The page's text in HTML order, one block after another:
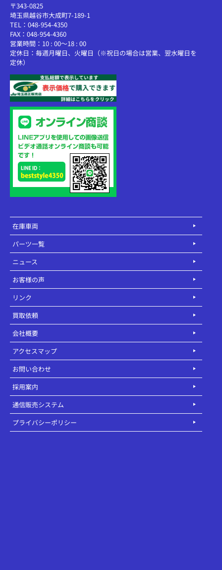
〒343-0825
埼玉県越谷市大成町7-189-1
TEL：048-954-4350
FAX：048-954-4360
営業時間：10 : 00～18 : 00
定休日：毎週月曜日、火曜日（※祝日の場合は営業、翌水曜日を
定休）
在庫車両
パーツ一覧
ニュース
お客様の声
リンク
買取依頼
会社概要
アクセスマップ
お問い合わせ
採用案内
通信販売システム
プライバシーポリシー